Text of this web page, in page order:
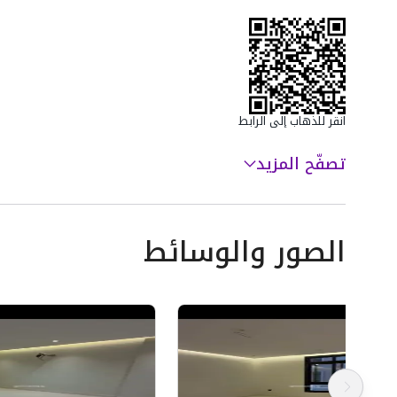
- مصعد كهربائي
سعرها 620000 ر.س
انقر للذهاب إلى الرابط
تصفّح المزيد
الصور والوسائط